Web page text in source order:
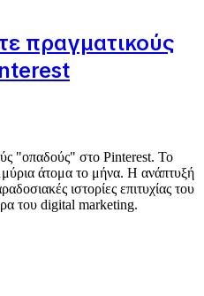
πραγματικούς
"οπαδούς" στο Pinterest. Το
άτομα το μήνα. Η ανάπτυξή
ιστορίες επιτυχίας του
του digital marketing.